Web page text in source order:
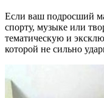
Если ваш подросший
спорту, музыке или
тематическую и
которой не сильно